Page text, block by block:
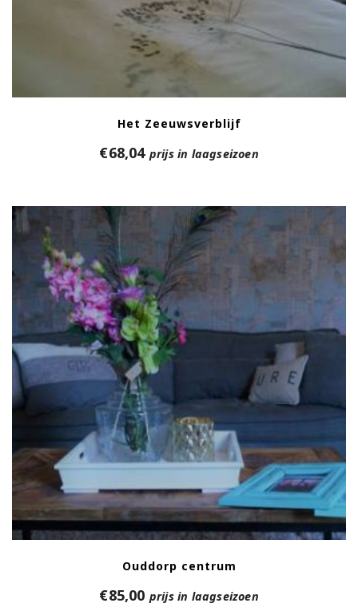
Het Zeeuwsverblijf
€68,04 prijs in laagseizoen
Ouddorp centrum
€85,00 prijs in laagseizoen